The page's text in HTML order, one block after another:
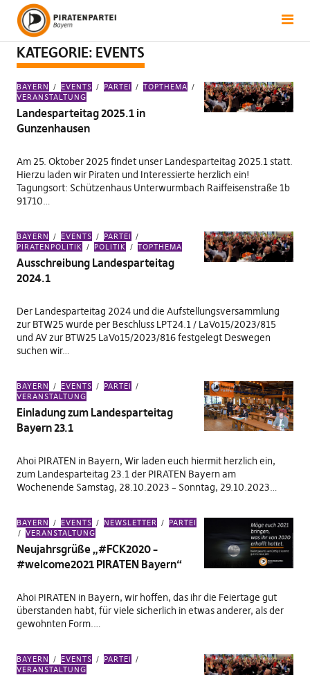
KATEGORIE: EVENTS
BAYERN EVENTS PARTEI
TOPTHEMA
VERANSTALTUNG
Landesparteitag 2025.1 in
Gunzenhausen
Am 25. Oktober 2025 findet unser Landesparteitag 2025.1 statt.
Hierzu laden wir Piraten und Interessierte herzlich ein!
Tagungsort: Schützenhaus Unterwurmbach Raiffeisenstraße 1b
91710…
BAYERN EVENTS
PARTEI
PIRATENPOLITIK
POLITIK TOPTHEMA
Ausschreibung Landesparteitag
2024.1
Der Landesparteitag 2024 und die Aufstellungsversammlung
zur BTW25 wurde per Beschluss LPT24.1 / LaVo15/2023/815
und AV zur BTW25 LaVo15/2023/816 festgelegt Deswegen
suchen wir…
BAYERN EVENTS
PARTEI
VERANSTALTUNG
Einladung zum Landesparteitag
Bayern 23.1
Ahoi PIRATEN in Bayern, Wir laden euch hiermit herzlich ein,
zum Landesparteitag 23.1 der PIRATEN Bayern am
Wochenende Samstag, 28.10.2023 – Sonntag, 29.10.2023…
BAYERN EVENTS NEWSLETTER
PARTEI
VERANSTALTUNG
Neujahrsgrüße „#FCK2020 –
#welcome2021 PIRATEN Bayern“
Ahoi PIRATEN in Bayern, wir hoffen, das ihr die Feiertage gut
überstanden habt, für viele sicherlich in etwas anderer, als der
gewohnten Form.…
BAYERN EVENTS
PARTEI
VERANSTALTUNG